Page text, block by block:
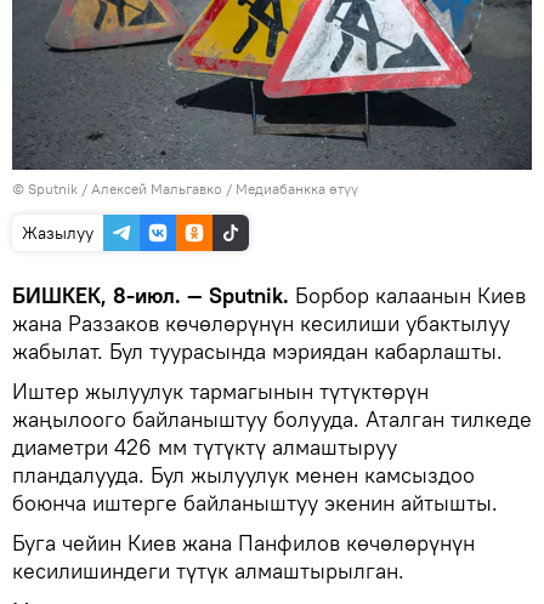
© Sputnik / Алексей Мальгавко / Медиабанкка өтүү
Жазылуу
БИШКЕК, 8-июл. — Sputnik. Борбор калаанын Киев
жана Раззаков көчөлөрүнүн кесилиши убактылуу
жабылат. Бул туурасында мэриядан кабарлашты.
Иштер жылуулук тармагынын түтүктөрүн
жаңылоого байланыштуу болууда. Аталган тилкеде
диаметри 426 мм түтүктү алмаштыруу
пландалууда. Бул жылуулук менен камсыздоо
боюнча иштерге байланыштуу экенин айтышты.
Буга чейин Киев жана Панфилов көчөлөрүнүн
кесилишиндеги түтүк алмаштырылган.